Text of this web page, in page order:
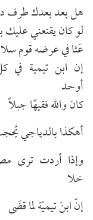
هل بعد بعدك طرف
لو كان يقنعني عليك
عَثا في عرضه قوم
إن ابن تيمية في
أوحد
كان والله فقيهًا جبلاً
أهكذا بالدياجي
وإذا أردت ترى
خلا
إنّ ابنَ تيميّة لما قضَى